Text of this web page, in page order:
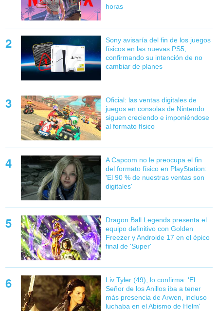
horas
Sony avisaría del fin de los juegos
físicos en las nuevas PS5,
confirmando su intención de no
cambiar de planes
Oficial: las ventas digitales de
juegos en consolas de Nintendo
siguen creciendo e imponiéndose
al formato físico
A Capcom no le preocupa el fin
del formato físico en PlayStation:
'El 90 % de nuestras ventas son
digitales'
Dragon Ball Legends presenta el
equipo definitivo con Golden
Freezer y Androide 17 en el épico
final de 'Super'
Liv Tyler (49), lo confirma: 'El
Señor de los Anillos iba a tener
más presencia de Arwen, incluso
luchaba en el Abismo de Helm'